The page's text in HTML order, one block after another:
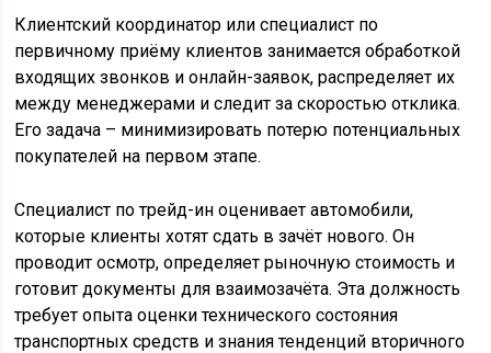
Клиентский координатор или специалист по
первичному приёму клиентов занимается обработкой
входящих звонков и онлайн-заявок, распределяет их
между менеджерами и следит за скоростью отклика.
Его задача – минимизировать потерю потенциальных
покупателей на первом этапе.
Специалист по трейд-ин оценивает автомобили,
которые клиенты хотят сдать в зачёт нового. Он
проводит осмотр, определяет рыночную стоимость и
готовит документы для взаимозачёта. Эта должность
требует опыта оценки технического состояния
транспортных средств и знания тенденций вторичного